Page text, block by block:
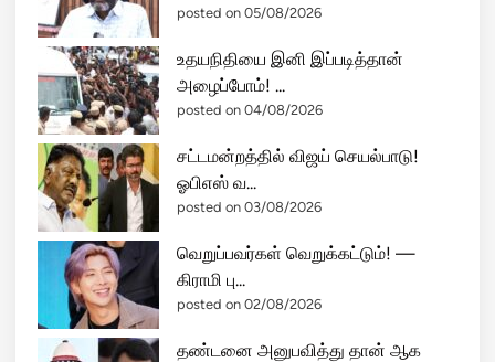
posted on 05/08/2026
உதயநிதியை இனி இப்படித்தான்
அழைப்போம்! ...
posted on 04/08/2026
சட்டமன்றத்தில் விஜய் செயல்பாடு!
ஓபிஎஸ் வ...
posted on 03/08/2026
வெறுப்பவர்கள் வெறுக்கட்டும்! —
கிராமி பு...
posted on 02/08/2026
தண்டனை அனுபவித்து தான் ஆக